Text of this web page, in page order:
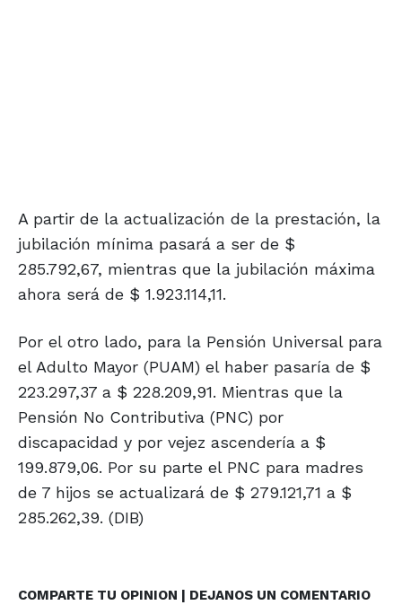
A partir de la actualización de la prestación, la
jubilación mínima pasará a ser de $
285.792,67, mientras que la jubilación máxima
ahora será de $ 1.923.114,11.
Por el otro lado, para la Pensión Universal para
el Adulto Mayor (PUAM) el haber pasaría de $
223.297,37 a $ 228.209,91. Mientras que la
Pensión No Contributiva (PNC) por
discapacidad y por vejez ascendería a $
199.879,06. Por su parte el PNC para madres
de 7 hijos se actualizará de $ 279.121,71 a $
285.262,39. (DIB)
COMPARTE TU OPINION | DEJANOS UN COMENTARIO